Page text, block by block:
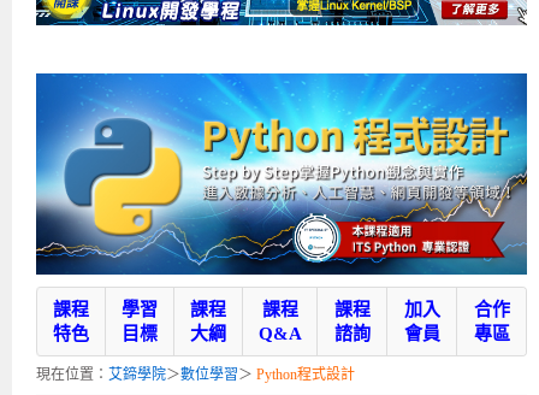
企業預約徵才
儲備講師計劃
最新補助課程
公司簡介
師資介紹
開發板介紹
環境設備
最新職缺
艾鍗新聞
獲獎與榮耀
課程說明會
課程說明會
政府補助職訓說明會
嵌入式Linux開發系列課程
[學程] 嵌入式Linux開發實務
Linux系統建置實務
Linux系統程式設計
Linux驅動程式設計實戰
ARM Boot Loader設計
MCU韌體設計系列課程
ARM MCU單晶片韌體開發
USB韌體設計
STM32嵌入式開發實戰
[學程]MCU韌體設計實戰
硬體/IC設計系列課程
全能電路設計實戰班
FPGA 數位IC設計實戰
感測電路設計與應用
AI人工智慧系列課程
iPAS AI應用規劃師能力鑑定課程
AI深度學習與影像辨識實戰
iPAS經濟部產業人才能力鑑定
iPAS AI應用規劃師能力鑑定
Web及雲端系列課程
數位課程
熱門課程
讓 AI 成為你的數位同事
AI雲端原生與MLOps自動化實務
n8n 零基礎工作自動化實戰班
Vibe Coding：AI 協作全端開發實戰班
iPAS AI應用規劃師能力鑑定課程
數位課程總覽
嵌入式Linux開發系列
嵌入式Linux學程(數位豪華版)
Linux系統程式設計
Linux驅動程式
MCU韌體開發系列
MCU韌體設計
Python硬體控制-Pi Pico物聯網實作
AI人工智慧系列課程
iPAS AI應用規劃師能力鑑定課程
Web及雲端系列課程
補助專班
待業青年職訓課程(29歲以下)
Kubernetes工程師養成班
[假日班]AI邊緣運算實作TensorFlow Lite for MCU
[假日班]物聯網資訊安全實務
更多...
企業服務
企業教育訓練
企業儲值優惠方案
艾鍗企業VIP會員
企業徵才
研討活動
學員專區
會員優惠
學員見證
前進校園
校園巡迴講座
會員優惠
課程
特色
學習
目標
課程
大綱
課程
Q&A
課程
諮詢
加入
會員
合作
專區
現在位置： 艾鍗學院＞數位學習＞ Python程式設計